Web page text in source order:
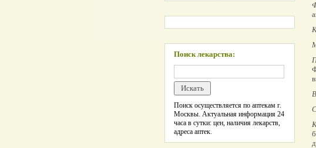
Поиск лекарства:
Поиск осуществляется по аптекам г.
Москвы. Актуальная информация 24
часа в сутки: цен, наличия лекарств,
адреса аптек.